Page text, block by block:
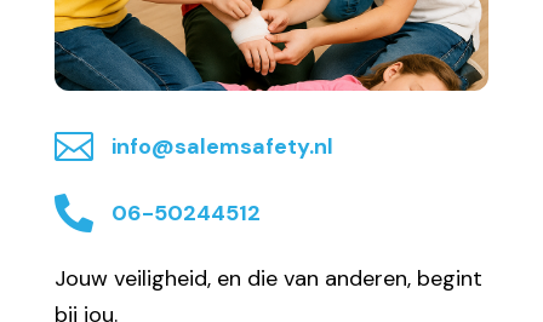
 info@salemsafety.nl
 06-50244512
Jouw veiligheid, en die van anderen, begint
bij jou.